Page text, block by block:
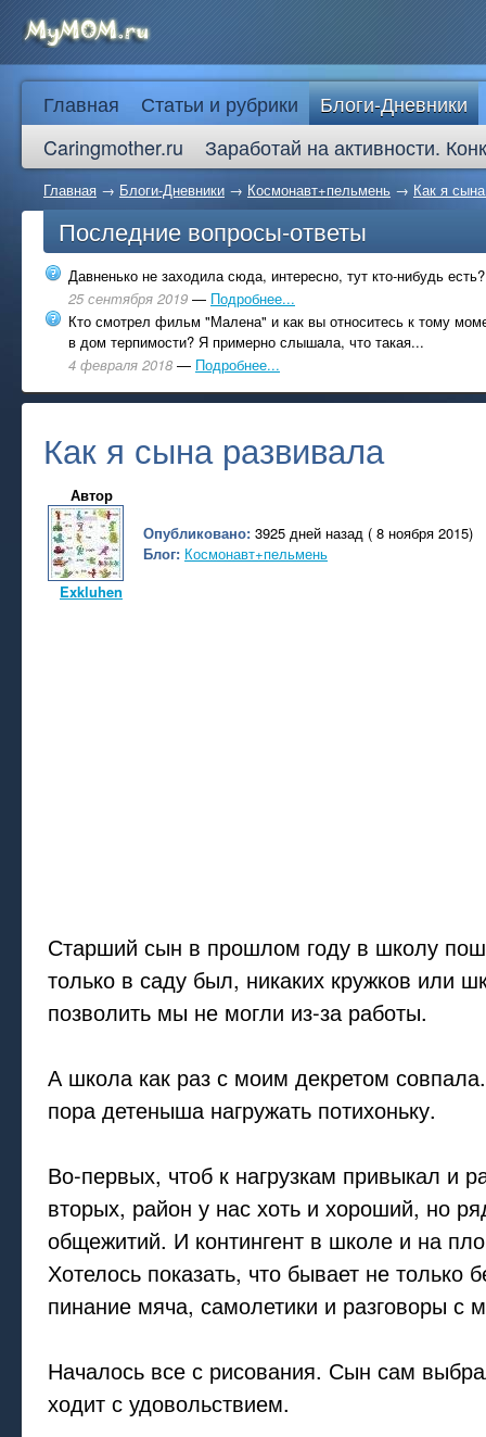
Главная Статьи и рубрики
Блоги-Дневники
Caringmother.ru
Заработай на активности.
Главная → Блоги-Дневники → Космонавт+пельмень → Как я
Последние вопросы-ответы
Давненько не заходила сюда, интересно, тут кто-нибудь есть?
25 сентября 2019 — Подробнее...
Кто смотрел фильм "Малена" и как вы относитесь к тому
в дом терпимости? Я примерно слышала, что такая...
4 февраля 2018 — Подробнее...
Как я сына развивала
Автор
Exkluhen
Опубликовано: 3925 дней назад ( 8 ноября 2015)
Блог: Космонавт+пельмень
Старший сын в прошлом году в школу
только в саду был, никаких кружков или
позволить мы не могли из-за работы.
А школа как раз с моим декретом
пора детеныша нагружать потихоньку.
Во-первых, чтоб к нагрузкам привыкал и
вторых, район у нас хоть и хороший, но
общежитий. И контингент в школе и на
Хотелось показать, что бывает не только
пинание мяча, самолетики и разговоры с
Началось все с рисования. Сын сам
ходит с удовольствием.